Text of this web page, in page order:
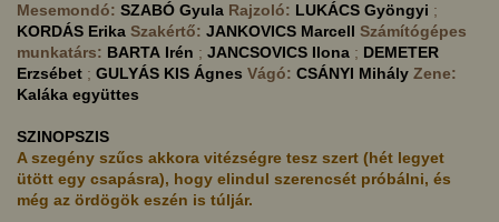
Mesemondó: SZABÓ Gyula Rajzoló: LUKÁCS Gyöngyi ;
KORDÁS Erika Szakértő: JANKOVICS Marcell Számítógépes
munkatárs: BARTA Irén ; JANCSOVICS Ilona ; DEMETER
Erzsébet ; GULYÁS KIS Ágnes Vágó: CSÁNYI Mihály Zene:
Kaláka együttes
SZINOPSZIS
A szegény szűcs akkora vitézségre tesz szert (hét legyet
ütött egy csapásra), hogy elindul szerencsét próbálni, és
még az ördögök eszén is túljár.